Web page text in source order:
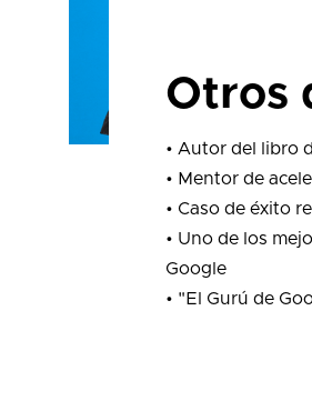
Otros
• Autor del libro
• Mentor de
• Caso de éxito
• Uno de los
Google
• "El Gurú de